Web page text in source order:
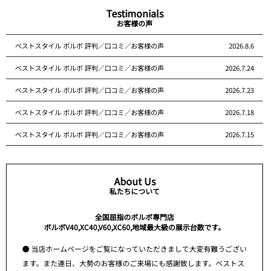
Testimonials
お客様の声
ベストスタイル ボルボ 評判／口コミ／お客様の声 2026.8.6
ベストスタイル ボルボ 評判／口コミ／お客様の声 2026.7.24
ベストスタイル ボルボ 評判／口コミ／お客様の声 2026.7.23
ベストスタイル ボルボ 評判／口コミ／お客様の声 2026.7.18
ベストスタイル ボルボ 評判／口コミ／お客様の声 2026.7.15
About Us
私たちについて
全国屈指のボルボ専門店
ボルボV40,XC40,V60,XC60,地域最大級の展示台数です。
● 当店ホームページをご覧になっていただきまして大変有難うござい
ます。また連日、大勢のお客様のご来場にも感謝致します。ベストス